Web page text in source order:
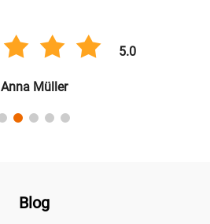
5.0
Anna Müller
Blog